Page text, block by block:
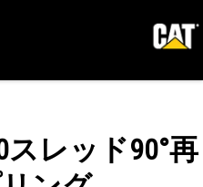
スレッド90°再